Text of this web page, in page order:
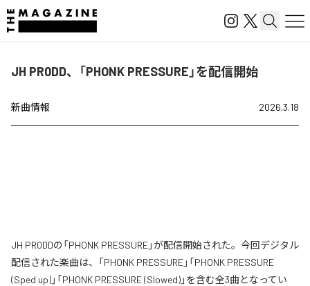
JH PR0DD、「PHONK PRESSURE」を配信開始
新曲情報 2026.3.18
JH PR0DDの「PHONK PRESSURE」が配信開始された。今回デジタル
配信された楽曲は、「PHONK PRESSURE」「PHONK PRESSURE
(Sped up)」「PHONK PRESSURE (Slowed)」を含む全3曲となってい